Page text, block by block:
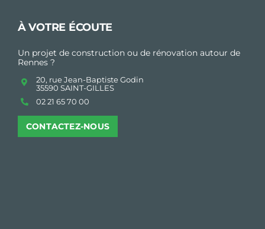
À VOTRE ÉCOUTE
Un projet de construction ou de rénovation autour de
Rennes ?
20, rue Jean-Baptiste Godin
35590 SAINT-GILLES
02 21 65 70 00
CONTACTEZ-NOUS